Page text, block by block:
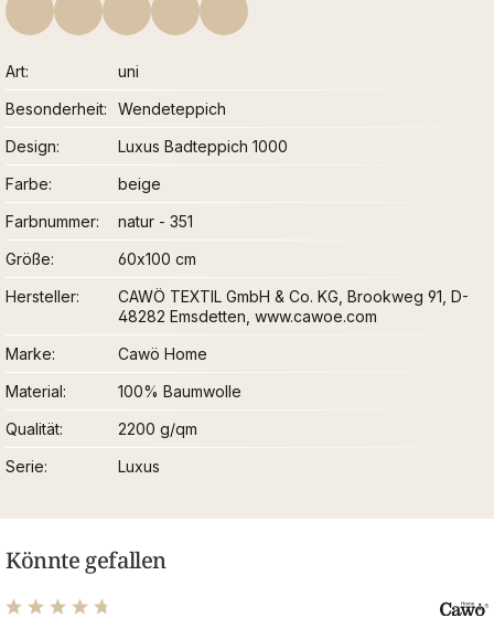
Art
uni
Besonderheit
Wendeteppich
Design
Luxus Badteppich 1000
Farbe
beige
Farbnummer
natur - 351
Größe
60x100 cm
Hersteller
CAWÖ TEXTIL GmbH & Co. KG, Brookweg 91, D-
48282 Emsdetten, www.cawoe.com
Marke
Cawö Home
Material
100% Baumwolle
Qualität
2200 g/qm
Serie
Luxus
Könnte gefallen